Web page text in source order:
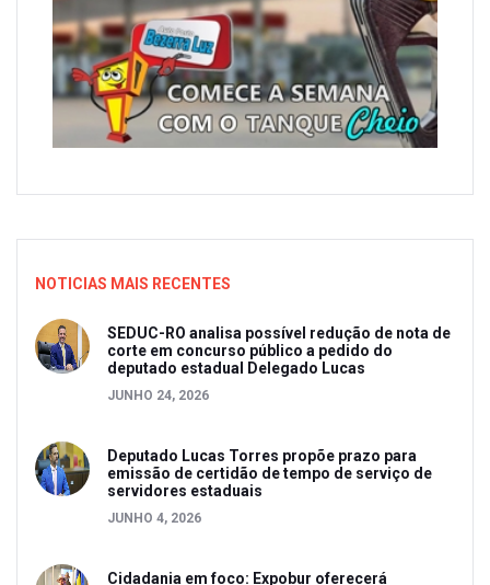
NOTICIAS MAIS RECENTES
SEDUC-RO analisa possível redução de nota de
corte em concurso público a pedido do
deputado estadual Delegado Lucas
JUNHO 24, 2026
Deputado Lucas Torres propõe prazo para
emissão de certidão de tempo de serviço de
servidores estaduais
JUNHO 4, 2026
Cidadania em foco: Expobur oferecerá